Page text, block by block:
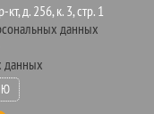
д. 256, к. 3, стр. 1
данных
данных